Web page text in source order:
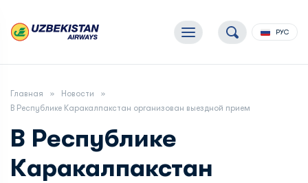
РУС
Главная
Новости
В Республике Каракалпакстан организован выездной прием
В Республике
Каракалпакстан